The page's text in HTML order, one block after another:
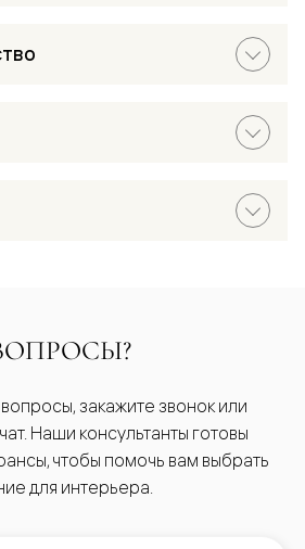
закажите звонок или
Наши консультанты готовы
чтобы помочь вам выбрать
для интерьера.